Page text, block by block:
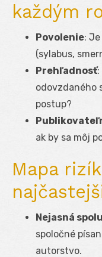
každým
Povolenie:
(sylabus,
Prehľadnosť:
odovzdaného
postup?
ak by sa môj
Mapa
Nejasná
spoločné
autorstvo.